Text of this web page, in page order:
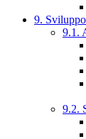
9.
9.1.
9.2.